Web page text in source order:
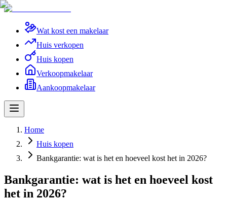
Wat kost een makelaar
Huis verkopen
Huis kopen
Verkoopmakelaar
Aankoopmakelaar
Home
Huis kopen
Bankgarantie: wat is het en hoeveel kost het in 2026?
Bankgarantie: wat is het en hoeveel kost
het in 2026?